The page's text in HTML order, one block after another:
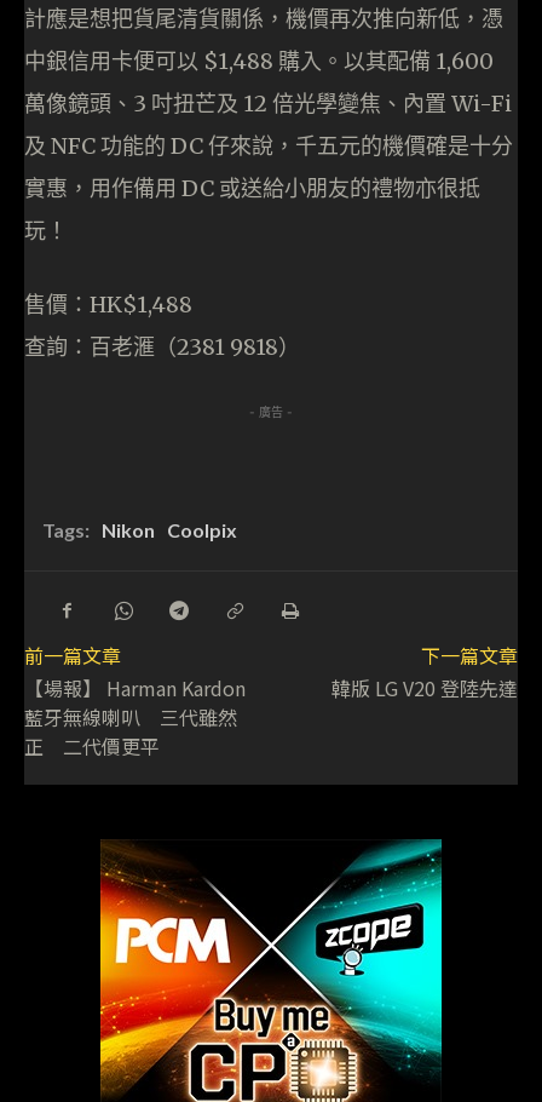
計應是想把貨尾清貨關係，機價再次推向新低，憑
中銀信用卡便可以 $1,488 購入。以其配備 1,600
萬像鏡頭、3 吋扭芒及 12 倍光學變焦、內置 Wi-Fi
及 NFC 功能的 DC 仔來說，千五元的機價確是十分
實惠，用作備用 DC 或送給小朋友的禮物亦很抵
玩！
售價：HK$1,488
查詢：百老滙（2381 9818）
- 廣告 -
Tags: Nikon Coolpix
前一篇文章
【場報】 Harman Kardon
藍牙無線喇叭 三代雖然
正 二代價更平
下一篇文章
韓版 LG V20 登陸先達